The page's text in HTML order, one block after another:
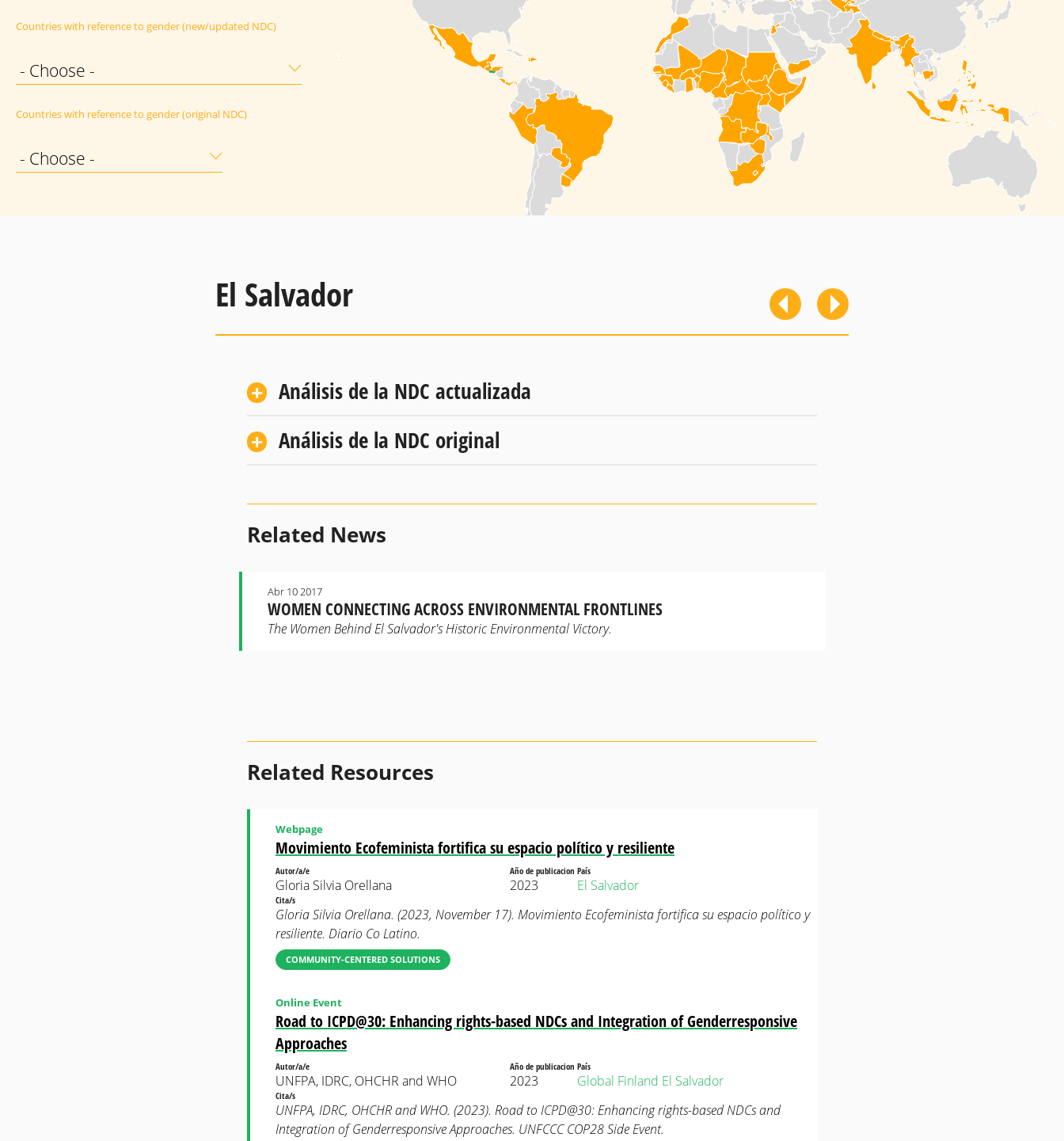
Countries with reference to gender (new/updated NDC)
- Choose -
Countries with reference to gender (original NDC)
- Choose -
El Salvador
Análisis de la NDC actualizada
Análisis de la NDC original
Related News
WOMEN CONNECTING ACROSS ENVIRONMENTAL FRONTLINES
Abr 10 2017
The Women Behind El Salvador's Historic Environmental Victory.
Related Resources
Movimiento Ecofeminista fortifica su espacio político y resiliente
Webpage
Autor/a/e
Gloria Silvia Orellana
Año de publicacion
2023
País
El Salvador
Cita/s
Gloria Silvia Orellana. (2023, November 17). Movimiento Ecofeminista fortifica su espacio político y
resiliente. Diario Co Latino.
COMMUNITY-CENTERED SOLUTIONS
Road to ICPD@30: Enhancing rights-based NDCs and Integration of Genderresponsive
Approaches
Online Event
Autor/a/e
UNFPA, IDRC, OHCHR and WHO
Año de publicacion
2023
País
Global Finland El Salvador
Cita/s
UNFPA, IDRC, OHCHR and WHO. (2023). Road to ICPD@30: Enhancing rights-based NDCs and
Integration of Genderresponsive Approaches. UNFCCC COP28 Side Event.